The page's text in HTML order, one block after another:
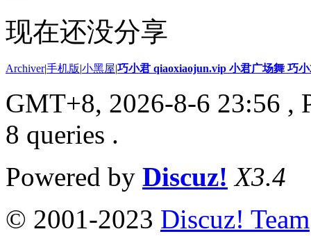
现在还没分享
Archiver|手机版|小黑屋|巧小君 qiaoxiaojun.vip 小君广场舞 巧
GMT+8, 2026-8-6 23:56 ,
8 queries .
Powered by Discuz! X3.4
© 2001-2023 Discuz! Team